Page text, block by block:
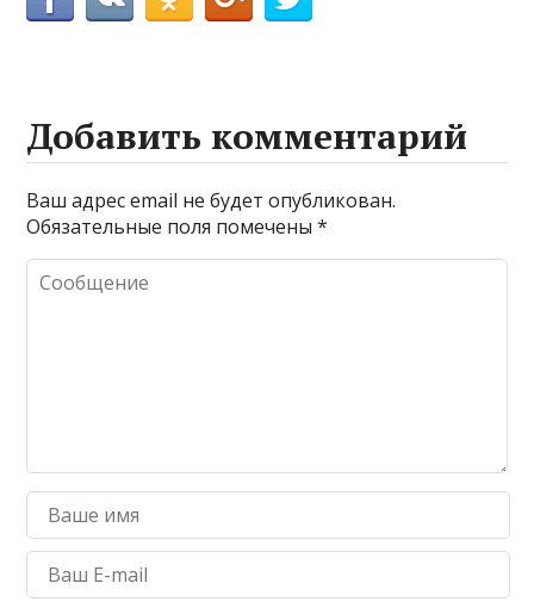
Добавить комментарий
Ваш адрес email не будет опубликован.
Обязательные поля помечены*